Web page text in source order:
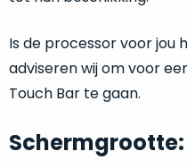
Is de processor voor jou
adviseren wij om voor
Touch Bar te gaan.
als
technisch
niet
van
te
onderscheiden.
zich
bewezen
en
waar
wij
–